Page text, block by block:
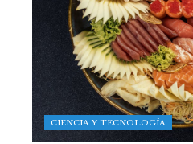
CIENCIA Y TECNOLOGÍA